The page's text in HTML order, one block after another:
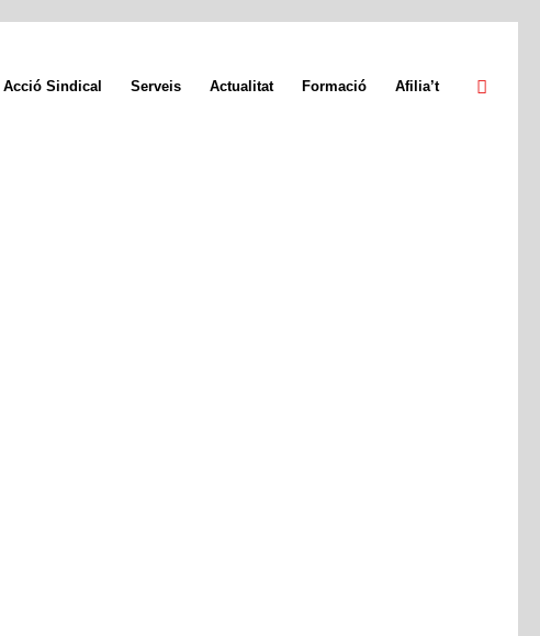
Acció Sindical Serveis Actualitat Formació Afilia’t